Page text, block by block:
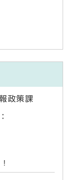
政策課